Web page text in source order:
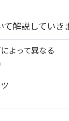
解説していき
よって異なる